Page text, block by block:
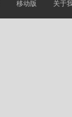
移动版 关于